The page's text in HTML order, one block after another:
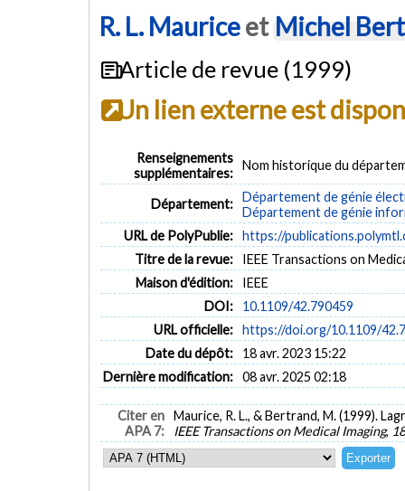
R. L. Mauriceet Michel
Article de revue (1999)
Un lien externe est
Renseignements
supplémentaires:
Nom historique du
Département: Département de génie
Département de génie
URL de PolyPublie: https://
Titre de la revue:
IEEE Transactions on
Maison d'édition:
IEEE
DOI:
10.1109/42.790459
URL officielle: https://doi.org/10.1109/
Date du dépôt:
18 avr. 2023 15:22
Dernière modification: 08 avr. 2025 02:18
Citer en
APA 7:
Maurice, R. L., & Bertrand, M. (1999).
IEEE Transactions on Medical Imaging, 18